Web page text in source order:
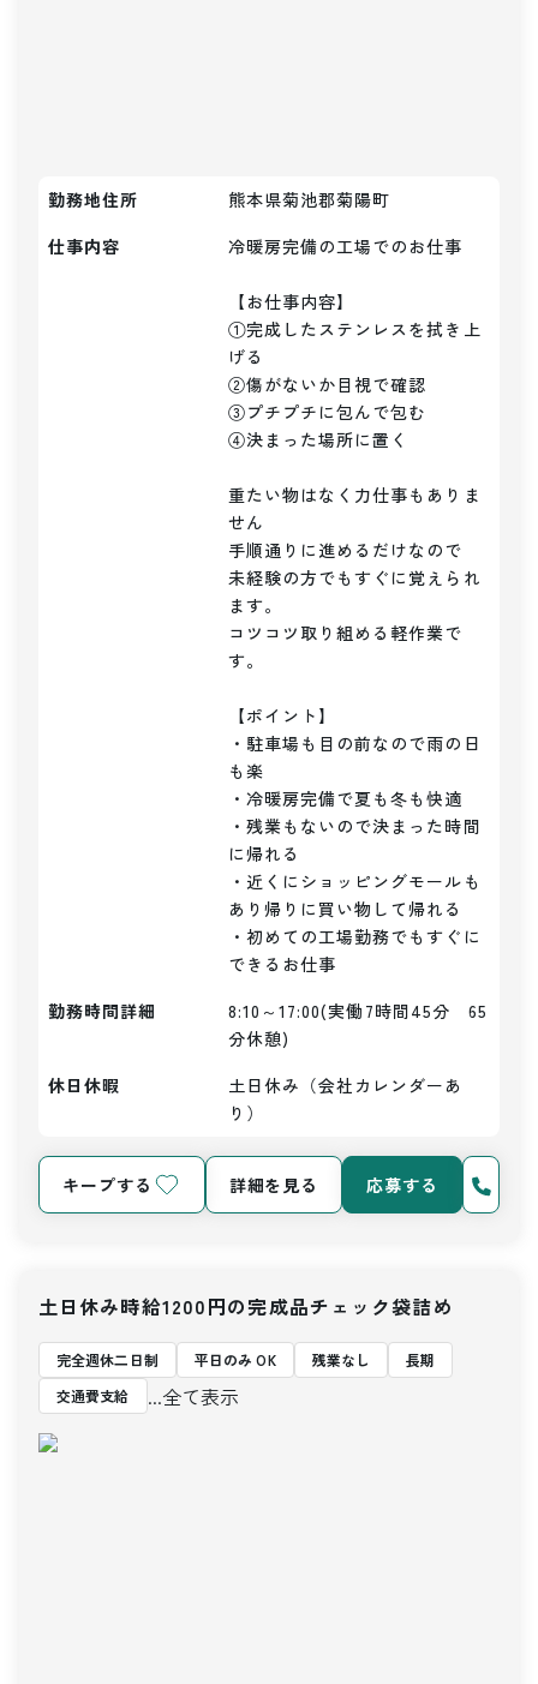
勤務地住所
熊本県菊池郡菊陽町
仕事内容
冷暖房完備の工場でのお仕事
【お仕事内容】
①完成したステンレスを拭き上
げる
②傷がないか目視で確認
③プチプチに包んで包む
④決まった場所に置く
重たい物はなく力仕事もありま
せん
手順通りに進めるだけなので
未経験の方でもすぐに覚えられ
ます。
コツコツ取り組める軽作業で
す。
【ポイント】
・駐車場も目の前なので雨の日
も楽
・冷暖房完備で夏も冬も快適
・残業もないので決まった時間
に帰れる
・近くにショッピングモールも
あり帰りに買い物して帰れる
・初めての工場勤務でもすぐに
できるお仕事
勤務時間詳細
8:10～17:00(実働7時間45分　65
分休憩)
休日休暇
土日休み（会社カレンダーあ
り）
キープする 詳細を見る 応募する
土日休み時給1200円の完成品チェック袋詰め
完全週休二日制 平日のみ OK 残業なし
長期
交通費支給
...全て表示